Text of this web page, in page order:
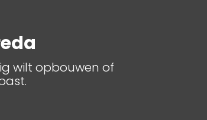
wilt opbouwen of